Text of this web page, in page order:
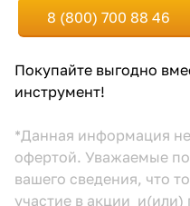
8 (800) 700 88 46
Покупайте выгодно
инструмент!
*Данная информация
офертой. Уважаемые
вашего сведения, что
участие в акции